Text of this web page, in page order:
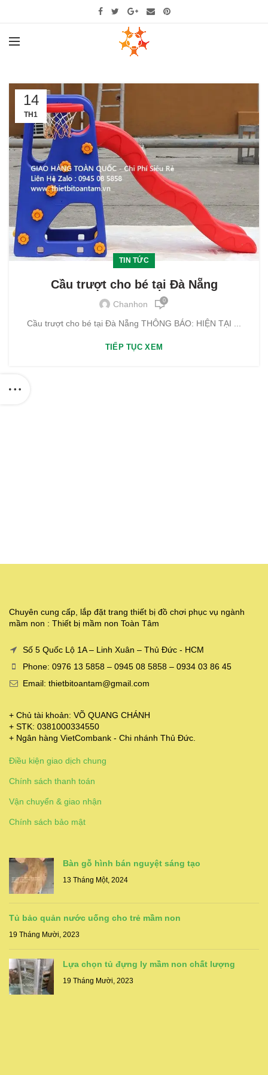
14
TH1
TIN TỨC
Cầu trượt cho bé tại Đà Nẵng
Chanhon 0
Cầu trượt cho bé tại Đà Nẵng THÔNG BÁO: HIỆN TẠI ...
TIẾP TỤC XEM
Chuyên cung cấp, lắp đặt trang thiết bị đồ chơi phục vụ ngành
mầm non : Thiết bị mầm non Toàn Tâm
Số 5 Quốc Lộ 1A – Linh Xuân – Thủ Đức - HCM
Phone: 0976 13 5858 – 0945 08 5858 – 0934 03 86 45
Email: thietbitoantam@gmail.com
+ Chủ tài khoản: VÕ QUANG CHÁNH
+ STK: 0381000334550
+ Ngân hàng VietCombank - Chi nhánh Thủ Đức.
Điều kiện giao dịch chung
Chính sách thanh toán
Vận chuyển & giao nhận
Chính sách bảo mật
Bàn gỗ hình bán nguyệt sáng tạo
13 Tháng Một, 2024
Tủ bảo quản nước uống cho trẻ mầm non
19 Tháng Mười, 2023
Lựa chọn tủ đựng ly mầm non chất lượng
19 Tháng Mười, 2023